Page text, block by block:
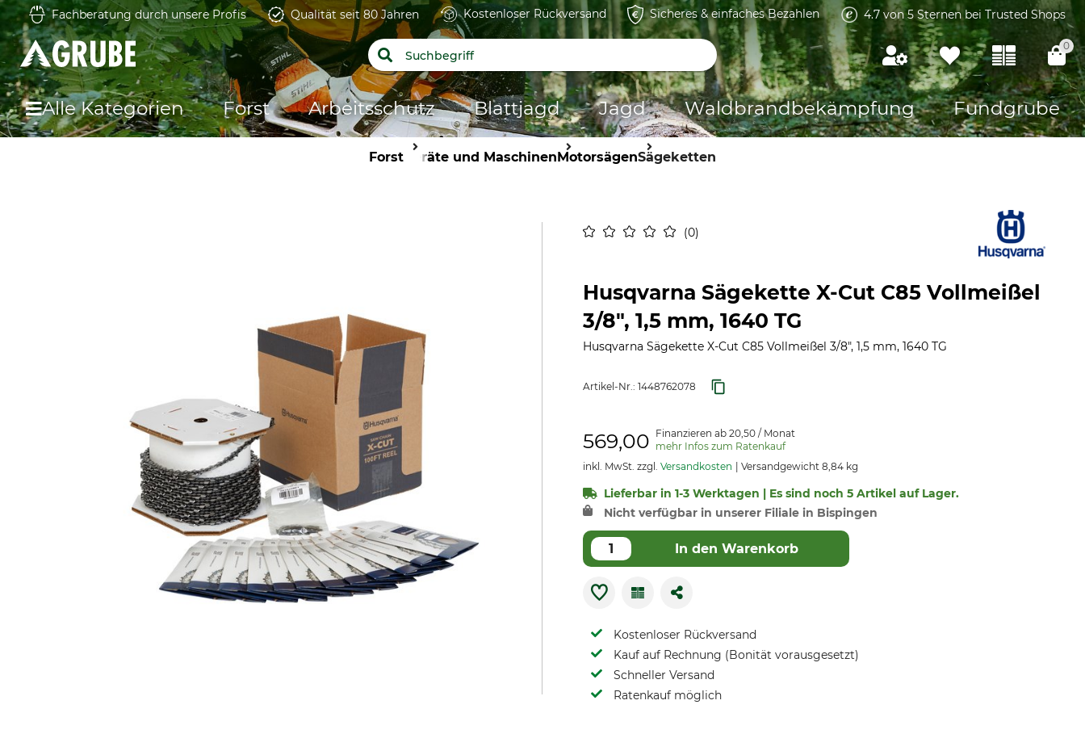
Fachberatung durch unsere Profis Qualität seit 80 Jahren Kostenloser Rückversand Sicheres & einfaches Bezahlen 4.7 von 5 Sternen bei Trusted Shops
0
Alle Kategorien Forst Arbeitsschutz Blattjagd Jagd Waldbrandbekämpfung Fundgrube
Forst Geräte und MaschinenMotorsägenSägeketten
0
Husqvarna Sägekette X-Cut C85 Vollmeißel
3/8", 1,5 mm, 1640 TG
Husqvarna Sägekette X-Cut C85 Vollmeißel 3/8", 1,5 mm, 1640 TG
Artikel-Nr.: 1448762078
569,00 Finanzieren ab 20,50 / Monat
mehr Infos zum Ratenkauf
inkl. MwSt. zzgl. Versandkosten Versandgewicht 8,84 kg
Lieferbar in 1-3 Werktagen | Es sind noch 5 Artikel auf Lager.
Nicht verfügbar in unserer Filiale in Bispingen
In den Warenkorb
Kostenloser Rückversand
Kauf auf Rechnung (Bonität vorausgesetzt)
Schneller Versand
Ratenkauf möglich